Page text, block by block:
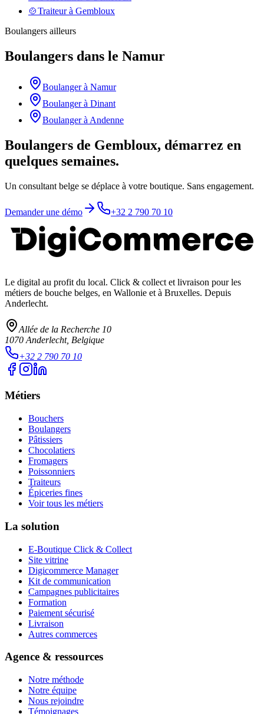
🍲Traiteurà Gembloux
Boulangers ailleurs
Boulangers dans le Namur
Boulangerà Namur
Boulangerà Dinant
Boulangerà Andenne
Boulangers de Gembloux, démarrez en
quelques semaines.
Un consultant belge se déplace à votre boutique. Sans engagement.
Demander une démo +32 2 790 70 10
Le digital au profit du local. Click & collect et livraison pour les
métiers de bouche belges, en Wallonie et à Bruxelles. Depuis
Anderlecht.
Allée de la Recherche 10
1070 Anderlecht, Belgique
+32 2 790 70 10
Métiers
Bouchers
Boulangers
Pâtissiers
Chocolatiers
Fromagers
Poissonniers
Traiteurs
Épiceries fines
Voir tous les métiers
La solution
E-Boutique Click & Collect
Site vitrine
Digicommerce Manager
Kit de communication
Campagnes publicitaires
Formation
Paiement sécurisé
Livraison
Autres commerces
Agence & ressources
Notre méthode
Notre équipe
Nous rejoindre
Témoignages